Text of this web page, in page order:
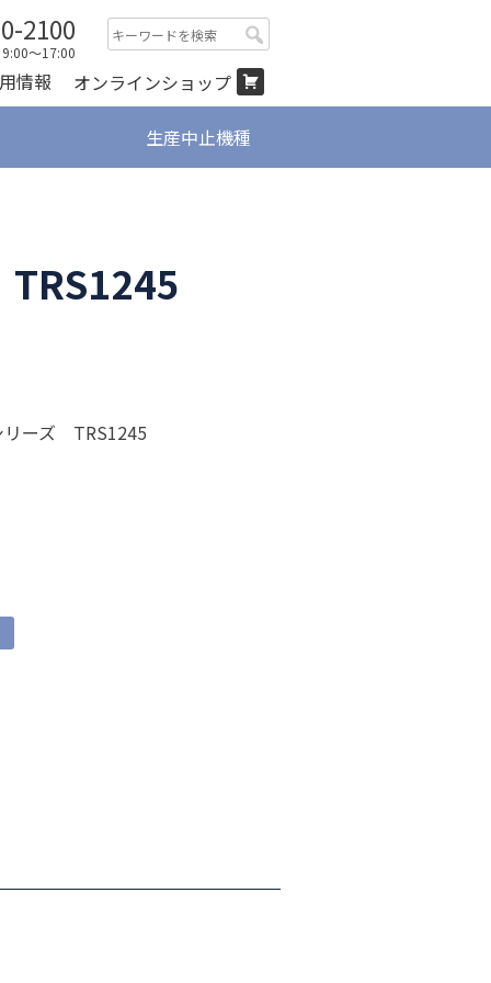
2100
～17:00
検
索:
情報 オンラインショップ
生産中止機種
リーズ TRS1245